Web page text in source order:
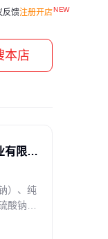
反馈注册开店
本店
上海坦度实业有限公司
）、纯
酸钠、